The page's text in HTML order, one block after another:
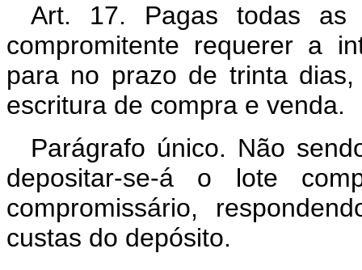
Art. 17. Pagas todas
compromitente requerer a
para no prazo de trinta
escritura de compra e venda.
Parágrafo único. Não
depositar-se-á o lote
compromissário,
custas do depósito.